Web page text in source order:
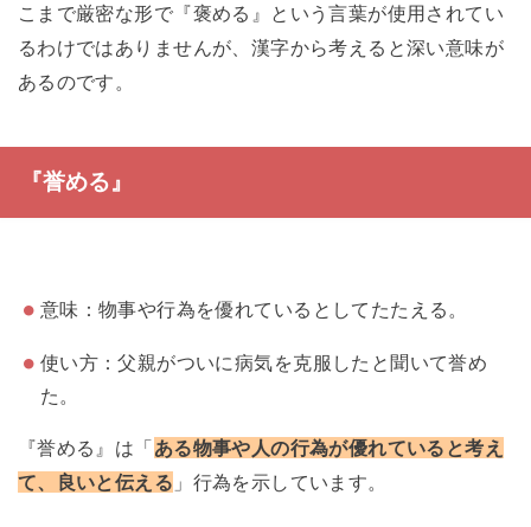
こまで厳密な形で『褒める』という言葉が使用されてい
るわけではありませんが、漢字から考えると深い意味が
あるのです。
『誉める』
意味：物事や行為を優れているとしてたたえる。
使い方：父親がついに病気を克服したと聞いて誉め
た。
『誉める』は「ある物事や人の行為が優れていると考え
て、良いと伝える 」行為を示しています。